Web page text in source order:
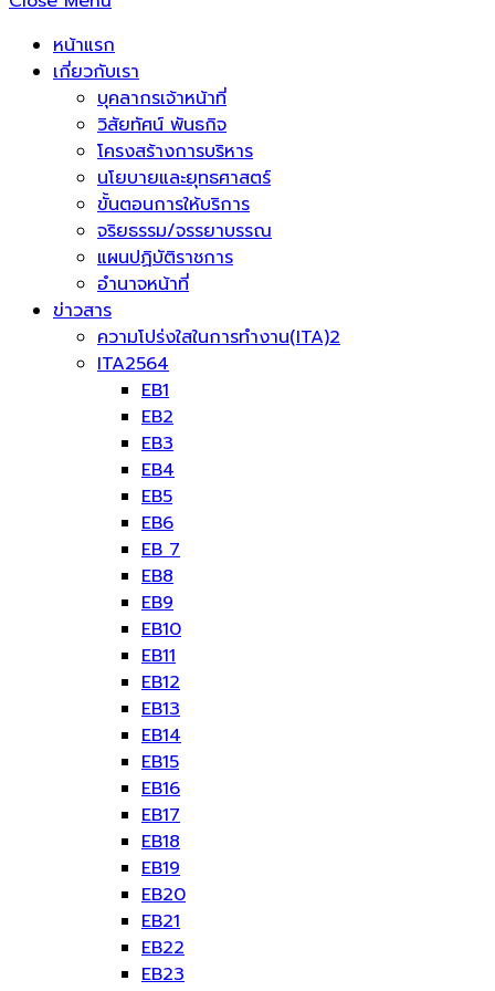
หน้าแรก
เกี่ยวกับเรา
บุคลากรเจ้าหน้าที่
วิสัยทัศน์ พันธกิจ
โครงสร้างการบริหาร
นโยบายและยุทธศาสตร์
ขั้นตอนการให้บริการ
จริยธรรม/จรรยาบรรณ
แผนปฏิบัติราชการ
อำนาจหน้าที่
ข่าวสาร
ความโปร่งใสในการทำงาน(ITA)2
ITA2564
EB1
EB2
EB3
EB4
EB5
EB6
EB 7
EB8
EB9
EB10
EB11
EB12
EB13
EB14
EB15
EB16
EB17
EB18
EB19
EB20
EB21
EB22
EB23